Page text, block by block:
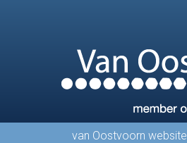
van Oostvoorn website